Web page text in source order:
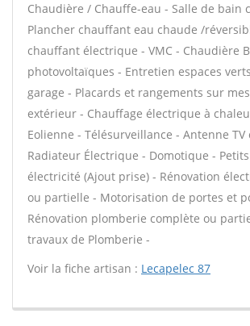
Chaudière / Chauffe-eau - Salle de bain
Plancher chauffant eau chaude /
chauffant électrique - VMC - Chaudière
photovoltaïques - Entretien espaces
garage - Placards et rangements sur
extérieur - Chauffage électrique à
Eolienne - Télésurveillance - Antenne
Radiateur Électrique - Domotique -
électricité (Ajout prise) - Rénovation
ou partielle - Motorisation de portes et
Rénovation plomberie complète ou
travaux de Plomberie -
Voir la fiche artisan : Lecapelec 87